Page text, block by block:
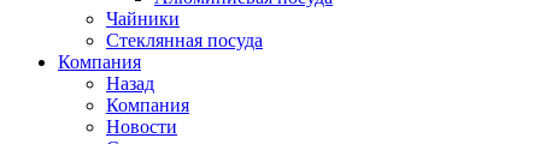
Чайники
Стеклянная посуда
Компания
Назад
Компания
Новости